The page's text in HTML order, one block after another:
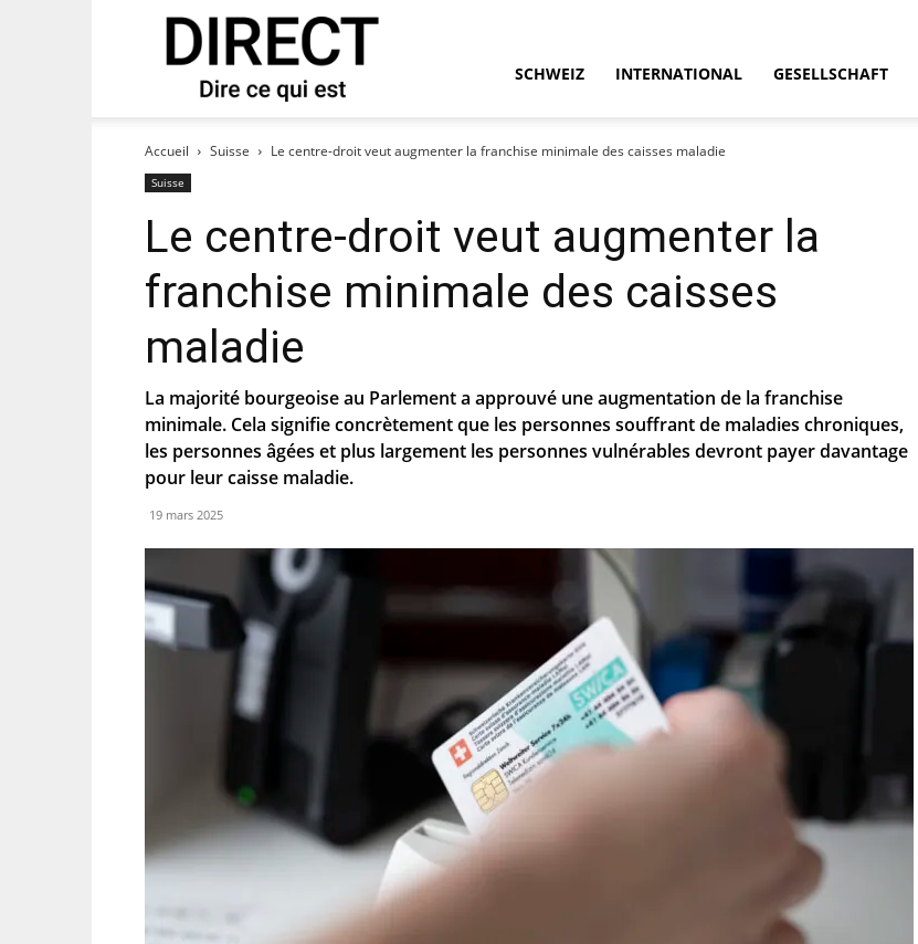
SCHWEIZ INTERNATIONAL GESELLSCHAFT
Accueil Suisse Le centre-droit veut augmenter la franchise minimale des caisses maladie
Suisse
Le centre-droit veut augmenter la
franchise minimale des caisses
maladie
La majorité bourgeoise au Parlement a approuvé une augmentation de la franchise
minimale. Cela signifie concrètement que les personnes souffrant de maladies chroniques,
les personnes âgées et plus largement les personnes vulnérables devront payer davantage
pour leur caisse maladie.
19 mars 2025
le PS te tienne au courant de